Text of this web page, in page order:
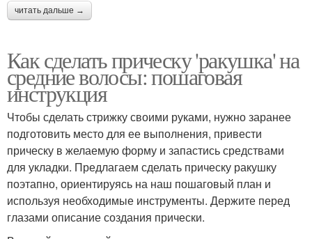
читать дальше →
Как сделать прическу 'ракушка' на
средние волосы: пошаговая
инструкция
Чтобы сделать стрижку своими руками, нужно заранее
подготовить место для ее выполнения, привести
прическу в желаемую форму и запастись средствами
для укладки. Предлагаем сделать прическу ракушку
поэтапно, ориентируясь на наш пошаговый план и
используя необходимые инструменты. Держите перед
глазами описание создания прически.